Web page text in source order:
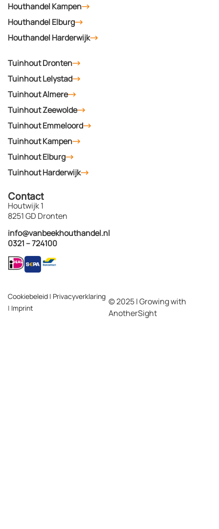
Houthandel Kampen
Houthandel Elburg
Houthandel Harderwijk
Tuinhout Dronten
Tuinhout Lelystad
Tuinhout Almere
Tuinhout Zeewolde
Tuinhout Emmeloord
Tuinhout Kampen
Tuinhout Elburg
Tuinhout Harderwijk
Contact
Houtwijk 1
8251 GD Dronten
info@vanbeekhouthandel.nl
0321 – 724100
© 2025 | Growing with
AnotherSight
Cookiebeleid | Privacyverklaring
| Imprint